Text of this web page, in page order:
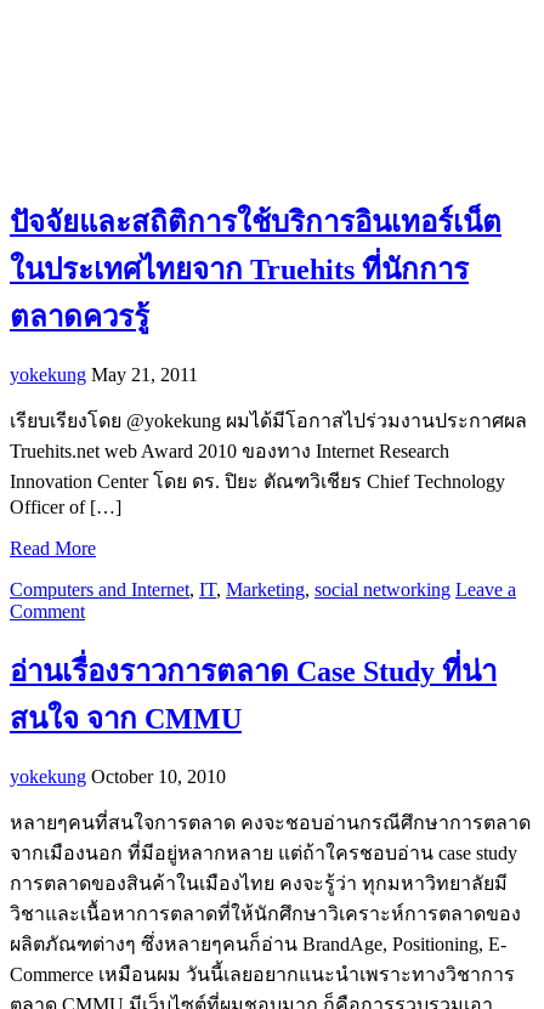
ปัจจัยและสถิติการใช้บริการอินเทอร์เน็ต
ในประเทศไทยจาก Truehits ที่นักการ
ตลาดควรรู้
yokekung May 21, 2011
เรียบเรียงโดย @yokekung ผมได้มีโอกาสไปร่วมงานประกาศผล
Truehits.net web Award 2010 ของทาง Internet Research
Innovation Center โดย ดร. ปิยะ ตัณฑวิเชียร Chief Technology
Officer of […]
Read More
Computers and Internet, IT, Marketing, social networking Leave a
Comment
อ่านเรื่องราวการตลาด Case Study ที่น่า
สนใจ จาก CMMU
yokekung October 10, 2010
หลายๆคนที่สนใจการตลาด คงจะชอบอ่านกรณีศึกษาการตลาด
จากเมืองนอก ที่มีอยู่หลากหลาย แต่ถ้าใครชอบอ่าน case study
การตลาดของสินค้าในเมืองไทย คงจะรู้ว่า ทุกมหาวิทยาลัยมี
วิชาและเนื้อหาการตลาดที่ให้นักศึกษาวิเคราะห์การตลาดของ
ผลิตภัณฑต่างๆ ซึ่งหลายๆคนก็อ่าน BrandAge, Positioning, E-
Commerce เหมือนผม วันนี้เลยอยากแนะนำเพราะทางวิชาการ
ตลาด CMMU มีเว็บไซต์ที่ผมชอบมาก ก็คือการรวบรวมเอา